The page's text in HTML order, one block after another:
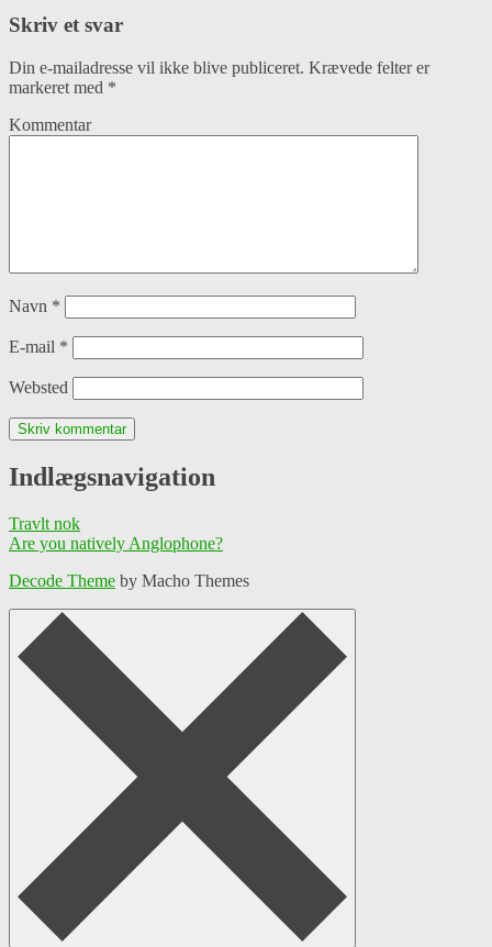
Skriv et svar
Din e-mailadresse vil ikke blive publiceret. Krævede felter er
markeret med *
Kommentar
Navn *
E-mail *
Websted
Indlægsnavigation
Travlt nok
Are you natively Anglophone?
Decode Theme by Macho Themes